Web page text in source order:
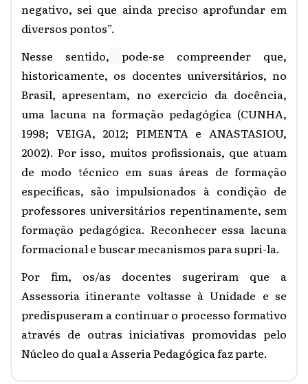
negativo, sei que ainda preciso aprofundar em
diversos pontos”.
Nesse sentido,
pode-se compreender que,
historicamente, os docentes universitários, no
Brasil, apresentam, no exercício da docência,
uma lacuna na formação pedagógica (CUNHA,
1998; VEIGA, 2012; PIMENTA e ANASTASIOU,
2002). Por isso, muitos profissionais, que atuam
de modo técnico em suas áreas de formação
específicas, são impulsionados à condição de
professores universitários repentinamente, sem
formação pedagógica. Reconhecer essa lacuna
formacional e buscar mecanismos para supri-la.
Por fim, os/as docentes sugeriram que a
Assessoria itinerante voltasse à Unidade e se
predispuseram a continuar o processo formativo
através de outras iniciativas promovidas pelo
Núcleo do qual a Asseria Pedagógica faz parte.